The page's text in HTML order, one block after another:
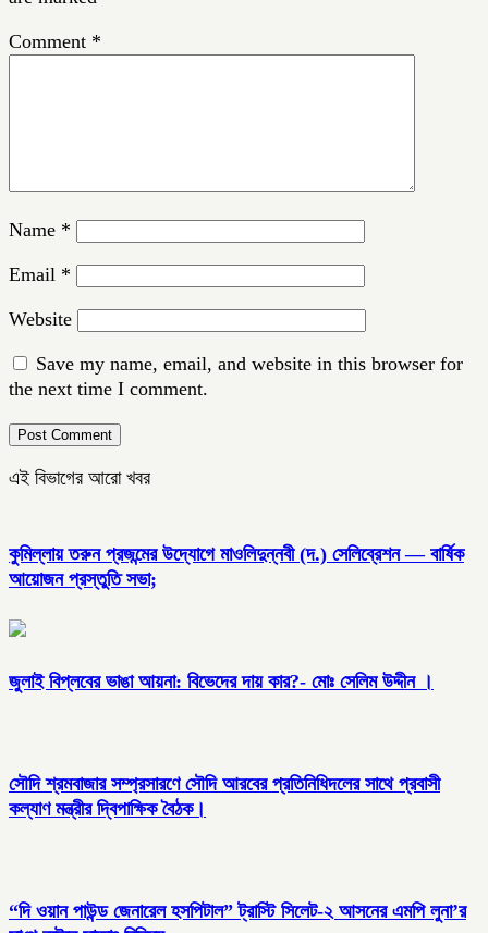
Comment *
Name *
Email *
Website
Save my name, email, and website in this browser for
the next time I comment.
এই বিভাগের আরো খবর
কুমিল্লায় তরুন প্রজন্মের উদ্যোগে মাওলিদুন্নবী (দ.) সেলিব্রেশন — বার্ষিক
আয়োজন প্রস্তুতি সভা;
জুলাই বিপ্লবের ভাঙা আয়না: বিভেদের দায় কার?- মোঃ সেলিম উদ্দীন ।
সৌদি শ্রমবাজার সম্প্রসারণে সৌদি আরবের প্রতিনিধিদলের সাথে প্রবাসী
কল্যাণ মন্ত্রীর দ্বিপাক্ষিক বৈঠক।
“দি ওয়ান পাউন্ড জেনারেল হসপিটাল” ট্রাস্টি সিলেট-২ আসনের এমপি লুনা’র